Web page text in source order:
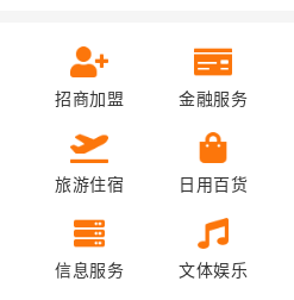
招商加盟 金融服务
旅游住宿 日用百货
信息服务 文体娱乐